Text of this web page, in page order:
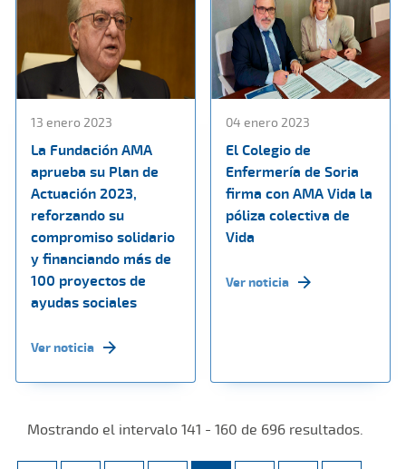
13 enero 2023
La Fundación AMA
aprueba su Plan de
Actuación 2023,
reforzando su
compromiso solidario
y financiando más de
100 proyectos de
ayudas sociales
Ver noticia
04 enero 2023
El Colegio de
Enfermería de Soria
firma con AMA Vida la
póliza colectiva de
Vida
Ver noticia
Mostrando el intervalo 141 - 160 de 696 resultados.